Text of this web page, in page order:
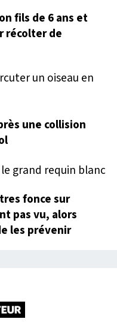
fils de 6 ans et
récolter de
une collision
fonce sur
pas vu, alors
les prévenir